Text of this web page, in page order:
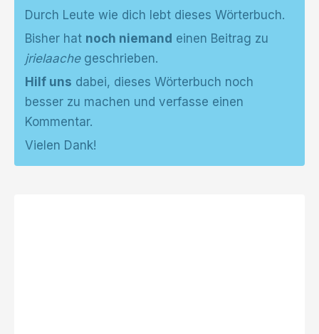
Durch Leute wie dich lebt dieses Wörterbuch.
Bisher hat noch niemand einen Beitrag zu
jrielaachegeschrieben.
Hilf uns dabei, dieses Wörterbuch noch
besser zu machen und verfasse einen
Kommentar.
Vielen Dank!